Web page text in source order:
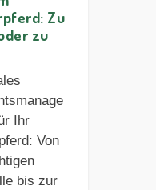
Zu
zu
Ihr
Von
bis zur